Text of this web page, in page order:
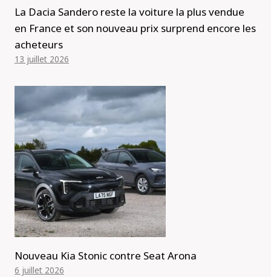
La Dacia Sandero reste la voiture la plus vendue
en France et son nouveau prix surprend encore les
acheteurs
13 juillet 2026
Nouveau Kia Stonic contre Seat Arona
6 juillet 2026